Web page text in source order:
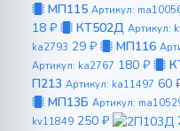
МП115 Артикул:
18 ₽ КТ502Д Артикул:
ka2793 29 ₽ МП116
Артикул: ka2767 180 ₽
П213 Артикул: ka11497 60
МП13Б Артикул:
kv11849 250 ₽